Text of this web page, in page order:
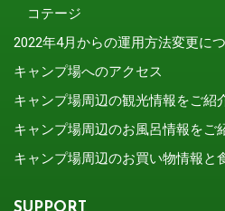
コテージ
2022年4月からの運用方法変更に
キャンプ場へのアクセス
キャンプ場周辺の観光情報をご紹
キャンプ場周辺のお風呂情報をご
キャンプ場周辺のお買い物情報と
SUPPORT